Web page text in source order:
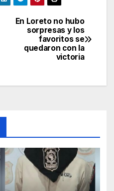
En Loreto no hubo
sorpresas y los
favoritos se
quedaron con la
victoria